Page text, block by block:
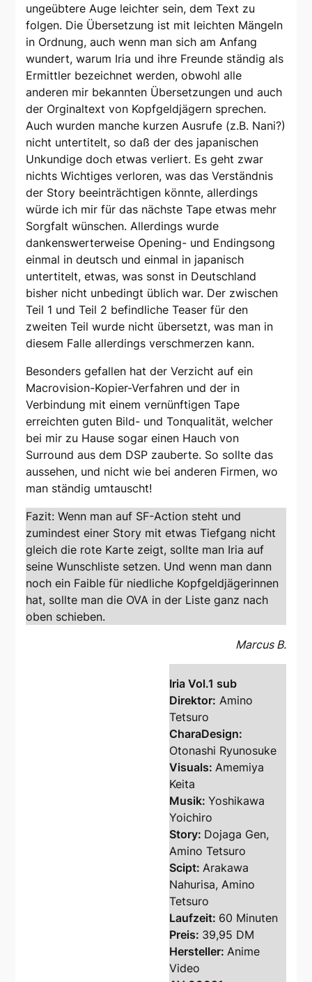
ungeübtere Auge leichter sein, dem Text zu
folgen. Die Übersetzung ist mit leichten Mängeln
in Ordnung, auch wenn man sich am Anfang
wundert, warum Iria und ihre Freunde ständig als
Ermittler bezeichnet werden, obwohl alle
anderen mir bekannten Übersetzungen und auch
der Orginaltext von Kopfgeldjägern sprechen.
Auch wurden manche kurzen Ausrufe (z.B. Nani?)
nicht untertitelt, so daß der des japanischen
Unkundige doch etwas verliert. Es geht zwar
nichts Wichtiges verloren, was das Verständnis
der Story beeinträchtigen könnte, allerdings
würde ich mir für das nächste Tape etwas mehr
Sorgfalt wünschen. Allerdings wurde
dankenswerterweise Opening- und Endingsong
einmal in deutsch und einmal in japanisch
untertitelt, etwas, was sonst in Deutschland
bisher nicht unbedingt üblich war. Der zwischen
Teil 1 und Teil 2 befindliche Teaser für den
zweiten Teil wurde nicht übersetzt, was man in
diesem Falle allerdings verschmerzen kann.
Besonders gefallen hat der Verzicht auf ein
Macrovision-Kopier-Verfahren und der in
Verbindung mit einem vernünftigen Tape
erreichten guten Bild- und Tonqualität, welcher
bei mir zu Hause sogar einen Hauch von
Surround aus dem DSP zauberte. So sollte das
aussehen, und nicht wie bei anderen Firmen, wo
man ständig umtauscht!
Fazit: Wenn man auf SF-Action steht und
zumindest einer Story mit etwas Tiefgang nicht
gleich die rote Karte zeigt, sollte man Iria auf
seine Wunschliste setzen. Und wenn man dann
noch ein Faible für niedliche Kopfgeldjägerinnen
hat, sollte man die OVA in der Liste ganz nach
oben schieben.
Marcus B.
Iria Vol.1 sub
Direktor: Amino
Tetsuro
CharaDesign:
Otonashi Ryunosuke
Visuals: Amemiya
Keita
Musik: Yoshikawa
Yoichiro
Story: Dojaga Gen,
Amino Tetsuro
Scipt: Arakawa
Nahurisa, Amino
Tetsuro
Laufzeit: 60 Minuten
Preis: 39,95 DM
Hersteller: Anime
Video